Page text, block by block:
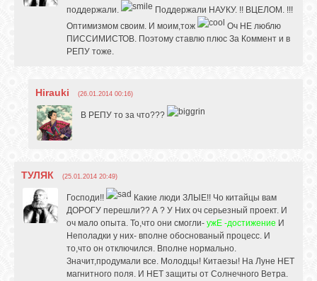
поддержали.
Поддержали НАУКУ. !! ВЦЕЛОМ. !!!
Оптимизмом своим. И моим,тож
Оч НЕ люблю
ПИССИМИСТОВ. Поэтому ставлю плюс За Коммент и в
РЕПУ тоже.
Hirauki (26.01.2014 00:16)
В РЕПУ то за что???
ТУЛЯК (25.01.2014 20:49)
Господи!!
Какие люди ЗЛЫЕ!! Чо китайцы вам
ДОРОГУ перешли?? А ? У Них оч серьезный проект. И
оч мало опыта. То,что они смогли- ужЕ -достижение И
Неполадки у них- вполне обоснованый процесс. И
то,что он отключился. Вполне нормально.
Значит,продумали все. Молодцы! Китаезы! На Луне НЕТ
магнитного поля. И НЕТ защиты от Солнечного Ветра.